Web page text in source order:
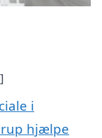
i
hjælpe